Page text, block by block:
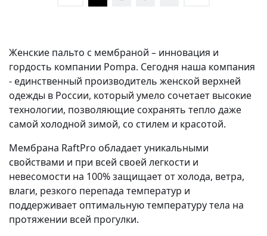
Женские пальто с мембраной – инновация и
гордость компании Pompa. Сегодня наша компания
- единственный производитель женской верхней
одежды в России, который умело сочетает высокие
технологии, позволяющие сохранять тепло даже
самой холодной зимой, со стилем и красотой.
Мембрана RaftPro обладает уникальными
свойствами и при всей своей легкости и
невесомости на 100% защищает от холода, ветра,
влаги, резкого перепада температур и
поддерживает оптимальную температуру тела на
протяжении всей прогулки.